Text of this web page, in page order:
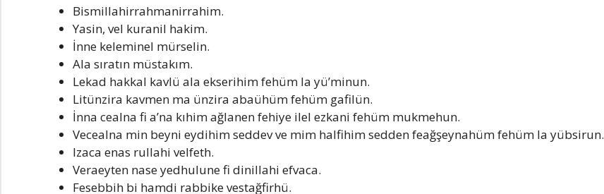
Bismillahirrahmanirrahim.
Yasin, vel kuranil hakim.
İnne keleminel mürselin.
Ala sıratın müstakım.
Lekad hakkal kavlü ala ekserihim fehüm la yü’minun.
Litünzira kavmen ma ünzira abaühüm fehüm gafilün.
İnna cealna fi a’na kıhim ağlanen fehiye ilel ezkani fehüm mukmehun.
Vecealna min beyni eydihim seddev ve mim halfihim sedden feağşeynahüm fehüm la yübsirun.
Izaca enas rullahi velfeth.
Veraeyten nase yedhulune fi dinillahi efvaca.
Fesebbih bi hamdi rabbike vestağfirhü.